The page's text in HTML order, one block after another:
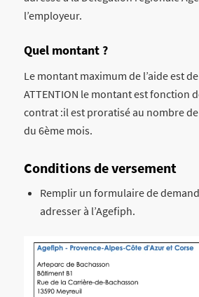
l’employeur.
Quel montant ?
Le montant maximum de l’aide est
ATTENTION le montant est fonction
contrat :il est proratisé au nombre
du 6ème mois.
Conditions de versement
Remplir un formulaire de
adresser à l’Agefiph.